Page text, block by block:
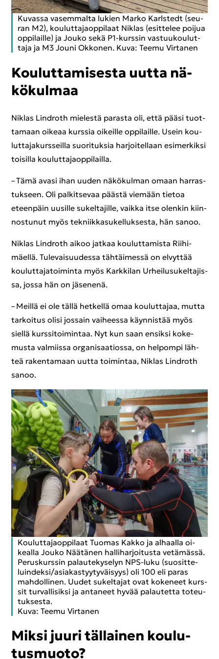
Ku­vas­sa va­sem­mal­ta lu­kien Marko Karls­tedt (seu­
ran M2), kou­lut­ta­jaop­pi­laat Niklas (esit­te­lee poi­jua
op­pi­lail­le) ja Jouko sekä P1-​kurssin vas­tuu­kou­lut­
ta­ja ja M3 Jouni Ok­ko­nen. Kuva: Teemu Vir­ta­nen
Kou­lut­ta­mi­ses­ta uutta nä­
kö­kul­maa
Niklas Lindroth mie­les­tä pa­ras­ta oli, että pääsi tuot­
ta­maan oi­ke­aa kurs­sia oi­keil­le op­pi­lail­le. Usein kou­
lut­ta­ja­kurs­seil­la suo­ri­tuk­sia har­joi­tel­laan esi­mer­kik­si
toi­sil­la kou­lut­ta­jaop­pi­lail­la.
– Tämä avasi ihan uuden nä­kö­kul­man omaan har­ras­
tuk­seen. Oli pal­kit­se­vaa pääs­tä vie­mään tie­toa
eteen­päin uusil­le su­kel­ta­jil­le, vaik­ka itse olen­kin kiin­
nos­tu­nut myös tek­niik­ka­su­kel­luk­ses­ta, hän sanoo.
Niklas Lindroth aikoo jat­kaa kou­lut­ta­mis­ta Rii­hi­
mäel­lä. Tu­le­vai­suu­des­sa täh­täi­mes­sä on el­vyt­tää
kou­lut­ta­ja­toi­min­ta myös Kark­ki­lan Ur­hei­lusu­kel­ta­jis­
sa, jossa hän on jä­se­ne­nä.
– Meil­lä ei ole tällä het­kel­lä omaa kou­lut­ta­jaa, mutta
tar­koi­tus olisi jos­sain vai­hees­sa käyn­nis­tää myös
siel­lä kurs­si­toi­min­taa. Nyt kun saan en­sik­si ko­ke­
mus­ta val­miis­sa or­ga­ni­saa­tios­sa, on hel­pom­pi läh­
teä ra­ken­ta­maan uutta toi­min­taa, Niklas Lindroth
sanoo.
Kou­lut­ta­jaop­pi­laat Tuo­mas Kakko ja al­haal­la oi­
keal­la Jouko Nää­tä­nen hal­li­har­joi­tus­ta ve­tä­mäs­sä.
Pe­rus­kurs­sin pa­lau­te­ky­se­lyn NPS-​luku (suo­sit­te­
luin­dek­si/asia­kas­tyy­ty­väi­syys) oli 100 eli paras
mah­dol­li­nen. Uudet su­kel­ta­jat ovat ko­ke­neet kurs­
sit tur­val­li­sik­si ja an­ta­neet hyvää pa­lau­tet­ta to­teu­
tuk­ses­ta.
Kuva: Teemu Vir­ta­nen
Miksi juuri täl­lai­nen kou­lu­
tus­muo­to?